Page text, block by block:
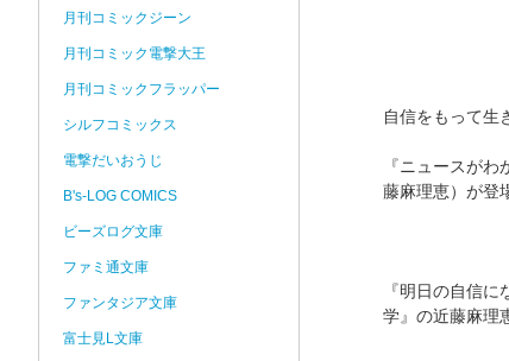
自信をもって生
『ニュースが
藤麻理恵）が登
『明日の自信
学』の近藤麻理
月刊コミックジーン
月刊コミック電撃大王
月刊コミックフラッパー
シルフコミックス
電撃だいおうじ
B's-LOG COMICS
ビーズログ文庫
ファミ通文庫
ファンタジア文庫
富士見L文庫